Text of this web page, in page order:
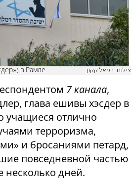
в Рамле צילום: רפאל קקון
7 канала,
глава ешивы хэсдер в
учащиеся отлично
терроризма,
и бросаниями петард,
повседневной частью
несколько дней.